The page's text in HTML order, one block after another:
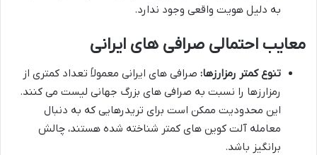
به دلیل هویت واقعی وجود ندارد.
معایب احتمالی صرافی های ایرانی
تنوع کمتر رمزارزها: صرافی های ایرانی معمولاً تعداد کمتری از
رمزارزها را نسبت به صرافی های بزرگ جهانی لیست می کنند.
این محدودیت ممکن است برای تریدرهایی که به دنبال
معامله آلت کوین های کمتر شناخته شده هستند، چالش
برانگیز باشد.